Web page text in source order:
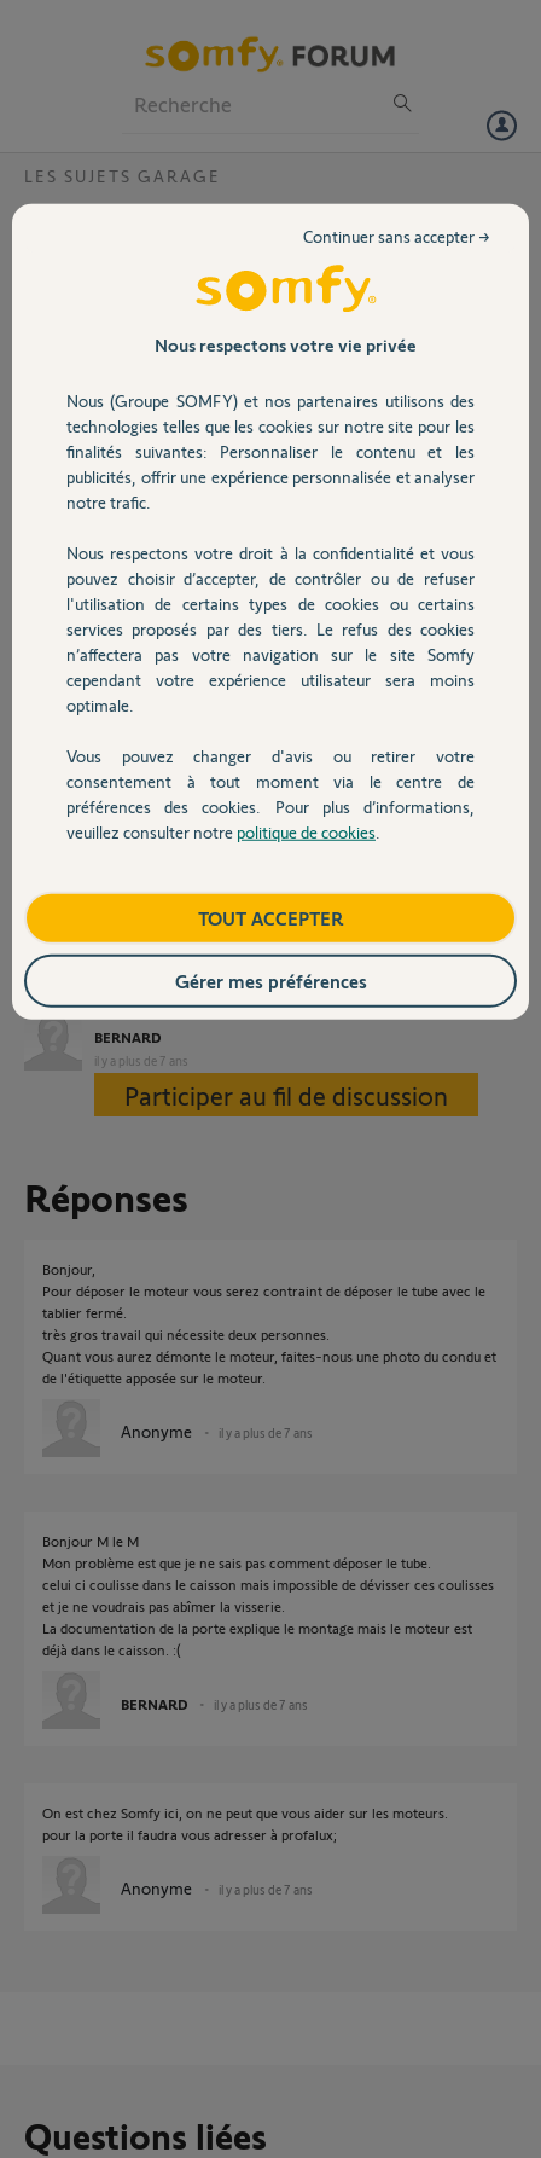
Volet
Sécurité
Domotique
Chauffage
Autres produits
Devis avec un pro
Contact
LES SUJETS GARAGE
Démontage moteur porte garage Profalux
Bonjour
Ma porte de garage
Profalux donne des
ci ne remonte que si je
Pas de problème pour la
descente. Ce qui me fait
penser à un problème de
m'indique que le moteur
est un Somfy LT EAS
puissance 35 nm.
J'ai 2 soucis, je n'arrive
pas à démonter le
moteur et je ne trouve
Si quelqu'un pouvait m'indiquer la méthode pour démonter ce genre
de moteur sans avoir à démonter la porte complète, cela me serait
d'un grand secours.
D'avance merci de vos réponses.
BERNARD
il y a plus de 7 ans
Participer au fil de discussion
Réponses
Bonjour,
Pour déposer le moteur vous serez contraint de déposer le tube avec le
tablier fermé.
très gros travail qui nécessite deux personnes.
Quant vous aurez démonte le moteur, faites-nous une photo du condu et
de l'étiquette apposée sur le moteur.
Anonyme il y a plus de 7 ans
Bonjour M le M
Mon problème est que je ne sais pas comment déposer le tube.
celui ci coulisse dans le caisson mais impossible de dévisser ces coulisses
et je ne voudrais pas abîmer la visserie.
La documentation de la porte explique le montage mais le moteur est
déjà dans le caisson. :(
BERNARD il y a plus de 7 ans
On est chez Somfy ici, on ne peut que vous aider sur les moteurs.
pour la porte il faudra vous adresser à profalux;
Anonyme il y a plus de 7 ans
Questions liées
Nous respectons votre vie privée
Nous (Groupe SOMFY) et nos partenaires utilisons des
technologies telles que les cookies sur notre site pour les
finalités suivantes: Personnaliser le contenu et les
publicités, offrir une expérience personnalisée et analyser
notre trafic.
Nous respectons votre droit à la confidentialité et vous
pouvez choisir d’accepter, de contrôler ou de refuser
l'utilisation de certains types de cookies ou certains
services proposés par des tiers. Le refus des cookies
n’affectera pas votre navigation sur le site Somfy
cependant votre expérience utilisateur sera moins
optimale.
Vous pouvez changer d'avis ou retirer votre
consentement à tout moment via le centre de
préférences des cookies. Pour plus d’informations,
veuillez consulter notre politique de cookies
Continuer sans accepter →
TOUT ACCEPTER
Gérer mes préférences